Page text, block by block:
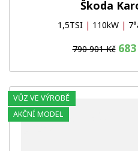
Škoda
1,5TSI | 110kW |
790 901 Kč
VŮZ VE VÝROBĚ
AKČNÍ MODEL